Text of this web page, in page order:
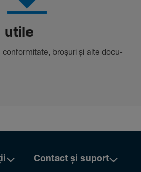
utile
conformitate, broșuri și alte docu­
Contact și suport